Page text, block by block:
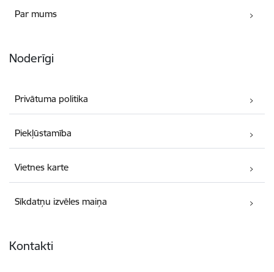
Par mums
Noderīgi
Privātuma politika
Piekļūstamība
Vietnes karte
Sīkdatņu izvēles maiņa
Kontakti